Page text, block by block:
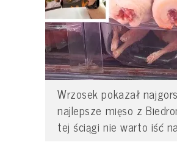
Wrzosek pokazał
najlepsze mięso z
tej ściągi nie warto iść